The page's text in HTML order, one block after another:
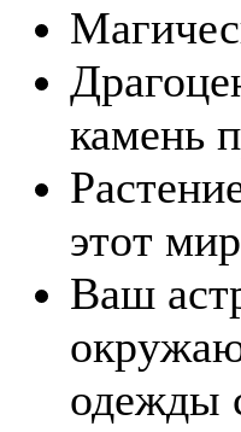
камень
этот
Ваш
одежды